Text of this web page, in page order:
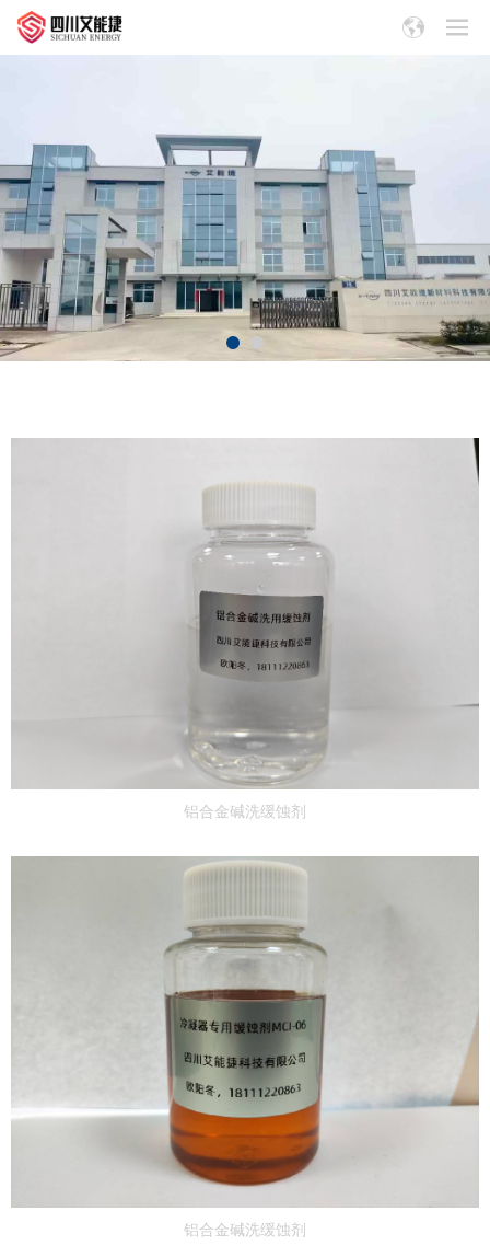
铝合金碱洗缓蚀剂
铝合金碱洗缓蚀剂